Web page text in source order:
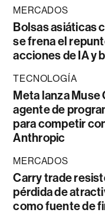
MERCADOS
Bolsas asiáticas
se frena el
acciones de IA y
TECNOLOGÍA
Meta lanza Muse
agente de
para competir
Anthropic
MERCADOS
Carry trade
pérdida de
como fuente de